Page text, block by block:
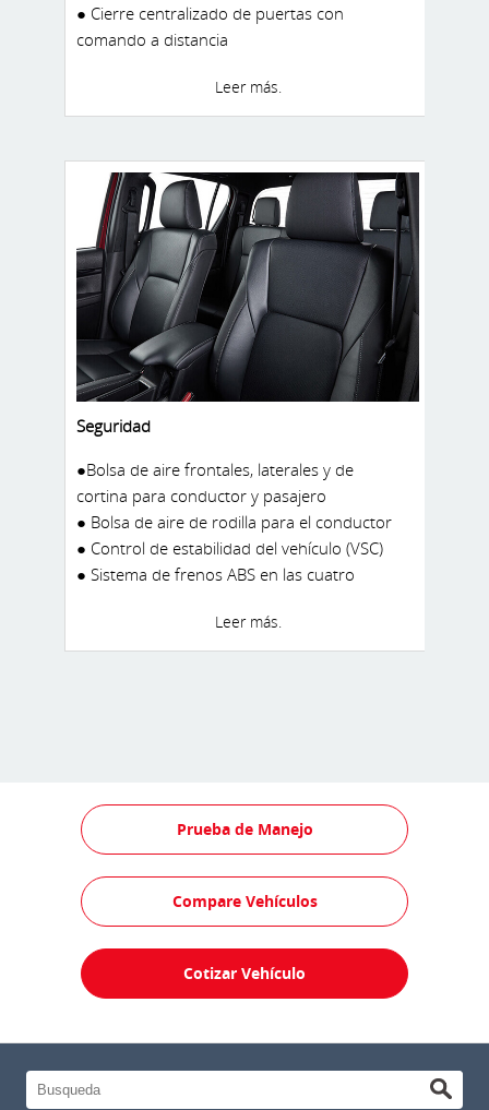
● Cierre centralizado de puertas con
comando a distancia
● Adaptador de 12V
libres
Leer más.
Seguridad
●Bolsa de aire frontales, laterales y de
cortina para conductor y pasajero
● Bolsa de aire de rodilla para el conductor
● Control de estabilidad del vehículo (VSC)
● Sistema de frenos ABS en las cuatro
● Inmovilizador de motor y sistema de
alarma de pánico
Leer más.
Prueba de Manejo
Compare Vehículos
Cotizar Vehículo